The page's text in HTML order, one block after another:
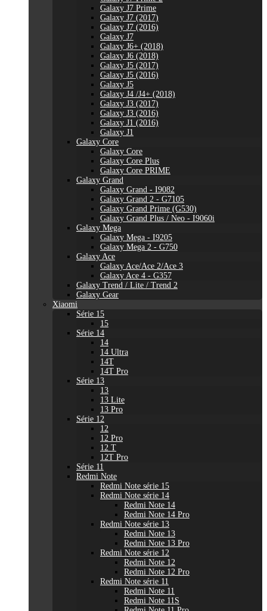
Galaxy J7 Prime
Galaxy J7 (2017)
Galaxy J7 (2016)
Galaxy J7
Galaxy J6+ (2018)
Galaxy J6 (2018)
Galaxy J5 (2017)
Galaxy J5 (2016)
Galaxy J5
Galaxy J4 /J4+ (2018)
Galaxy J3 (2017)
Galaxy J3 (2016)
Galaxy J1 (2016)
Galaxy J1
Galaxy Core
Galaxy Core
Galaxy Core Plus
Galaxy Core PRIME
Galaxy Grand
Galaxy Grand - I9082
Galaxy Grand 2 - G7105
Galaxy Grand Prime (G530)
Galaxy Grand Plus / Neo - I9060i
Galaxy Mega
Galaxy Mega - I9205
Galaxy Mega 2 - G750
Galaxy Ace
Galaxy Ace/Ace 2/Ace 3
Galaxy Ace 4 - G357
Galaxy Trend / Lite / Trend 2
Galaxy Gear
Xiaomi
Série 15
15
Série 14
14
14 Ultra
14T
14T Pro
Série 13
13
13 Lite
13 Pro
Série 12
12
12 Pro
12 T
12T Pro
Série 11
Redmi Note
Redmi Note série 15
Redmi Note série 14
Redmi Note 14
Redmi Note 14 Pro
Redmi Note série 13
Redmi Note 13
Redmi Note 13 Pro
Redmi Note série 12
Redmi Note 12
Redmi Note 12 Pro
Redmi Note série 11
Redmi Note 11
Redmi Note 11S